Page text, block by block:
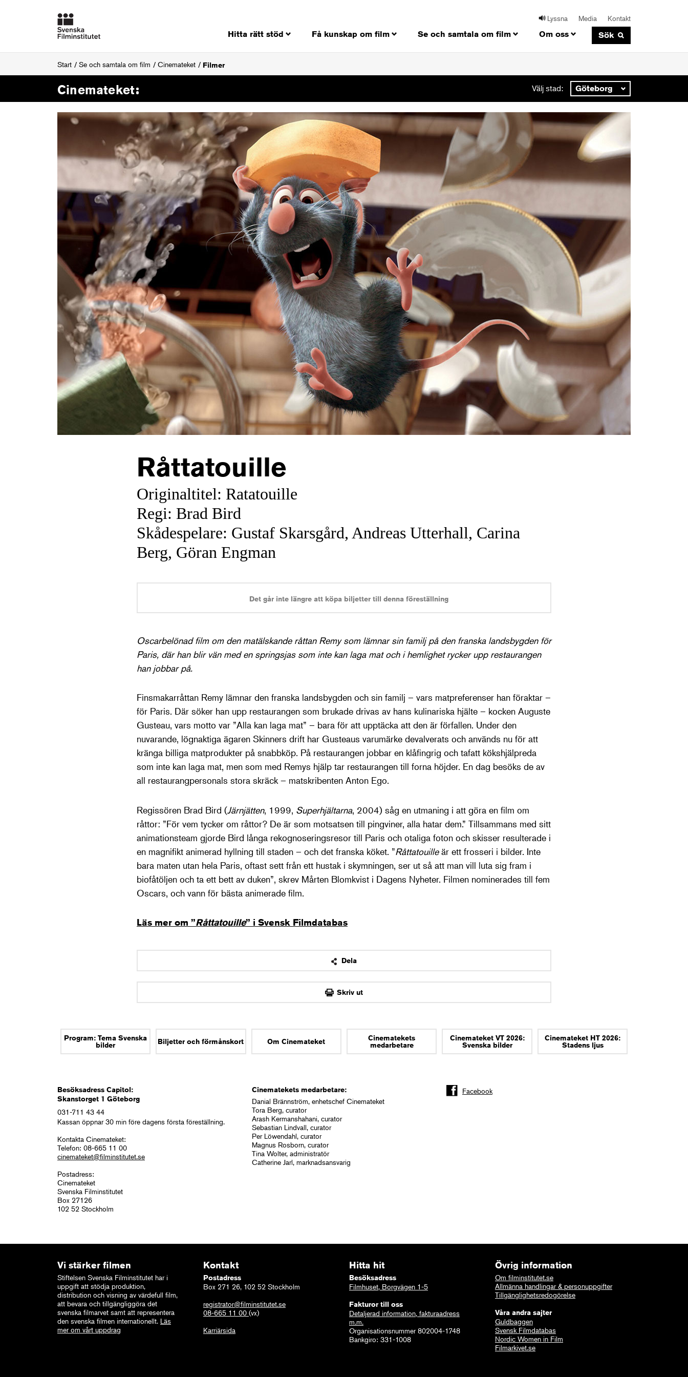
Lyssna Media Kontakt
Hitta rätt stöd Få kunskap om film Se och samtala om film Om oss Sök
Start Se och samtala om film Cinemateket Filmer
Cinemateket
Välj
stad:
Välj stad:
Råttatouille
Originaltitel: Ratatouille
Regi: Brad Bird
Skådespelare: Gustaf Skarsgård, Andreas Utterhall, Carina
Berg, Göran Engman
Det går inte längre att köpa biljetter till denna föreställning
Oscarbelönad film om den matälskande råttan Remy som lämnar sin familj på den franska landsbygden för
Paris, där han blir vän med en springsjas som inte kan laga mat och i hemlighet rycker upp restaurangen
han jobbar på.
Finsmakarråttan Remy lämnar den franska landsbygden och sin familj – vars matpreferenser han föraktar –
för Paris. Där söker han upp restaurangen som brukade drivas av hans kulinariska hjälte – kocken Auguste
Gusteau, vars motto var ”Alla kan laga mat” – bara för att upptäcka att den är förfallen. Under den
nuvarande, lögnaktiga ägaren Skinners drift har Gusteaus varumärke devalverats och används nu för att
kränga billiga matprodukter på snabbköp. På restaurangen jobbar en klåfingrig och tafatt kökshjälpreda
som inte kan laga mat, men som med Remys hjälp tar restaurangen till forna höjder. En dag besöks de av
all restaurangpersonals stora skräck – matskribenten Anton Ego.
Regissören Brad Bird (Järnjätten, 1999, Superhjältarna, 2004) såg en utmaning i att göra en film om
råttor: ”För vem tycker om råttor? De är som motsatsen till pingviner, alla hatar dem.” Tillsammans med sitt
animationsteam gjorde Bird långa rekognoseringsresor till Paris och otaliga foton och skisser resulterade i
en magnifikt animerad hyllning till staden – och det franska köket. ”Råttatouilleär ett frosseri i bilder. Inte
bara maten utan hela Paris, oftast sett från ett hustak i skymningen, ser ut så att man vill luta sig fram i
biofåtöljen och ta ett bett av duken”, skrev Mårten Blomkvist i Dagens Nyheter. Filmen nominerades till fem
Oscars, och vann för bästa animerade film.
Läs mer om ”Råttatouille” i Svensk Filmdatabas
Dela
OK
Skriv ut
Program: Tema Svenska
bilder Biljetter och förmånskort Om Cinemateket Cinematekets
medarbetare
Cinemateket VT 2026:
Svenska bilder
Cinemateket HT 2026:
Stadens ljus
Besöksadress Capitol:
Skanstorget 1 Göteborg
031-711 43 44
Kassan öppnar 30 min före dagens första föreställning.
Kontakta Cinemateket:
Telefon: 08-665 11 00
cinemateket@filminstitutet.se
Postadress:
Cinemateket
Svenska Filminstitutet
Box 27126
102 52 Stockholm
Cinematekets medarbetare:
Danial Brännström, enhetschef Cinemateket
Tora Berg, curator
Arash Kermanshahani, curator
Sebastian Lindvall, curator
Per Löwendahl, curator
Magnus Rosborn, curator
Tina Wolter, administratör
Catherine Jarl, marknadsansvarig
Facebook
Vi stärker filmen
Stiftelsen Svenska Filminstitutet har i
uppgift att stödja produktion,
distribution och visning av värdefull film,
att bevara och tillgängliggöra det
svenska filmarvet samt att representera
den svenska filmen internationellt. Läs
mer om vårt uppdrag
Kontakt
Postadress
Box 271 26, 102 52 Stockholm
registrator@filminstitutet.se
08-665 11 00 (vx)
Karriärsida
Hitta hit
Besöksadress
Filmhuset, Borgvägen 1-5
Fakturor till oss
Detaljerad information, fakturaadress
m.m.
Organisationsnummer 802004-1748
Bankgiro: 331-1008
Övrig information
Om filminstitutet.se
Allmänna handlingar & personuppgifter
Tillgänglighetsredogörelse
Våra andra sajter
Guldbaggen
Svensk Filmdatabas
Nordic Women in Film
Filmarkivet.se